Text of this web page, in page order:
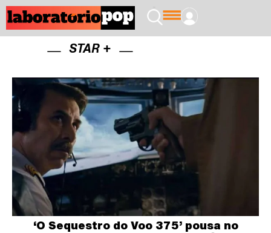
STAR +
‘O Sequestro do Voo 375’ pousa no